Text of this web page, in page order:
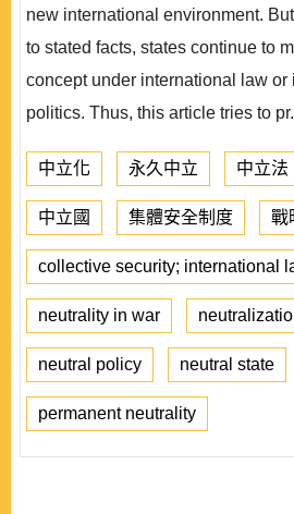
new international environment.
to stated facts, states continue to
concept under international law or
politics. Thus, this article tries to
中立化 永久中立 中立法
中立國 集體安全制度 戰
collective security; international
neutrality in war
neutral policy neutral state
permanent neutrality